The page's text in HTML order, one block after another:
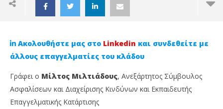
Ακολουθήστε μας στο Linkedin και συνδεθείτε με
άλλους επαγγελματίες του κλάδου
Γράφει ο Μίλτος Μιλτιάδους, Ανεξάρτητος Σύμβουλος
Ασφαλίσεων και Διαχείρισης Κινδύνων και Εκπαιδευτής
Επαγγελματικής Κατάρτισης